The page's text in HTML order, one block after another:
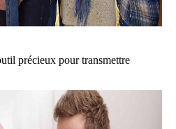
précieux pour transmettre